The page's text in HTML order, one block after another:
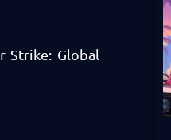
Strike: Global